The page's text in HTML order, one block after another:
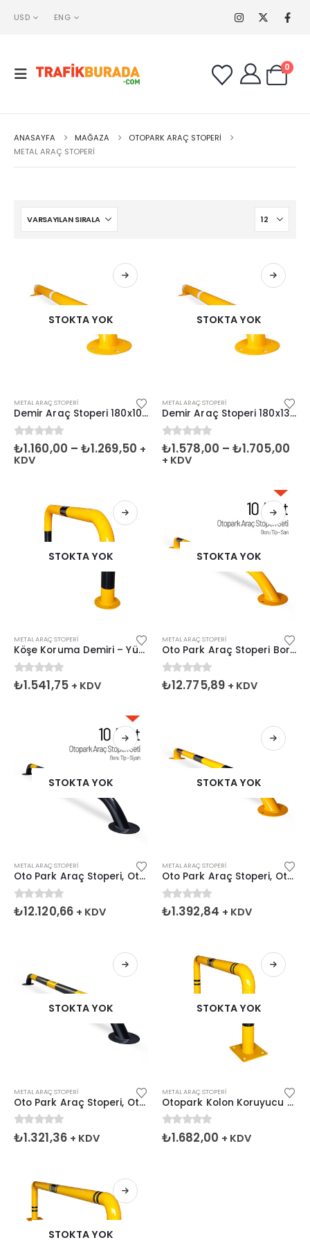
USD ENG
0
ANASAYFA MAĞAZA
OTOPARK ARAÇ STOPERI
METAL ARAÇ STOPERI
STOKTA YOK
METAL ARAÇ STOPERI
Demir Araç Stoperi 180x10cm 60mm
0 5 üzerinden
₺1.160,00 –₺1.269,50 +
KDV
STOKTA YOK
METAL ARAÇ STOPERI
Demir Araç Stoperi 180x13cm 76mm
0 5 üzerinden
₺1.578,00 –₺1.705,00
+ KDV
STOKTA YOK
METAL ARAÇ STOPERI
Köşe Koruma Demiri – Yüksek Araç Stoperi 100x45cm
05 üzerinden
₺1.541,75 + KDV
STOKTA YOK
METAL ARAÇ STOPERI
Oto Park Araç Stoperi Boru Tip Sarı 200x13cm 60mm 10 Adet İndirimli Set
05 üzerinden
₺12.775,89 + KDV
STOKTA YOK
METAL ARAÇ STOPERI
Oto Park Araç Stoperi, Otopark Demiri 10 Adet İndirimli
0 5 üzerinden
₺12.120,66 + KDV
STOKTA YOK
METAL ARAÇ STOPERI
Oto Park Araç Stoperi, Otopark Demiri Sarı 200x13cm 60mm
0 5 üzerinden
₺1.392,84 + KDV
STOKTA YOK
METAL ARAÇ STOPERI
Oto Park Araç Stoperi, Otopark Demiri Siyah 200x13cm 60mm
0 5 üzerinden
₺1.321,36 + KDV
STOKTA YOK
METAL ARAÇ STOPERI
Otopark Kolon Koruyucu Bariyer, Metal Bariyer 104x46cm
0 5 üzerinden
₺1.682,00 + KDV
STOKTA YOK